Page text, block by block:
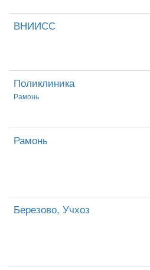
ВНИИСС
Поликлиника
Рамонь
Рамонь
Березово, Учхоз